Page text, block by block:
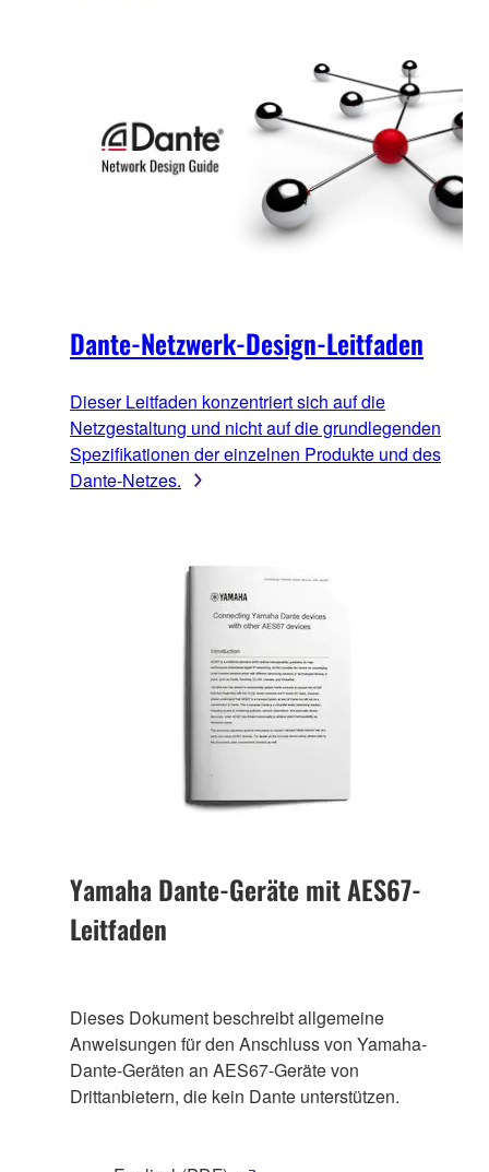
Dante-Netzwerk-Design-Leitfaden
Dieser Leitfaden konzentriert sich auf die
Netzgestaltung und nicht auf die grundlegenden
Spezifikationen der einzelnen Produkte und des
Dante-Netzes.
Yamaha Dante-Geräte mit AES67-
Leitfaden
Dieses Dokument beschreibt allgemeine
Anweisungen für den Anschluss von Yamaha-
Dante-Geräten an AES67-Geräte von
Drittanbietern, die kein Dante unterstützen.